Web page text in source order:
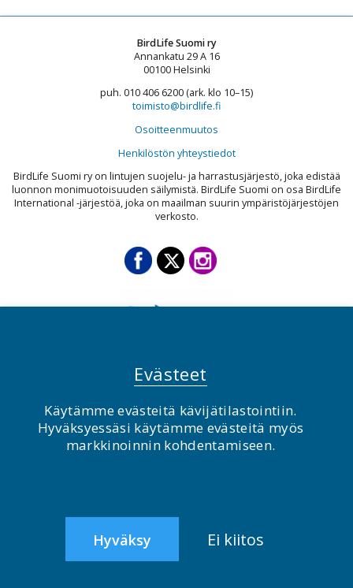
BirdLife Suomi ry
Annankatu 29 A 16
00100 Helsinki
puh. 010 406 6200 (ark. klo 10–15)
toimisto@birdlife.fi
Osoitteenmuutos
Henkilöstön yhteystiedot
BirdLife Suomi ry on lintujen suojelu- ja harrastusjärjestö, joka edistää
luonnon monimuotoisuuden säilymistä. BirdLife Suomi on osa BirdLife
International -järjestöä, joka on maailman suurin ympäristöjärjestöjen
verkosto.
© BirdLife Suomi ry 2026
Evästeet
Käytämme evästeitä kävijätilastointiin.
Hyväksyessäsi käytämme evästeitä myös
markkinoinnin kohdentamiseen.
Hyväksy Ei kiitos